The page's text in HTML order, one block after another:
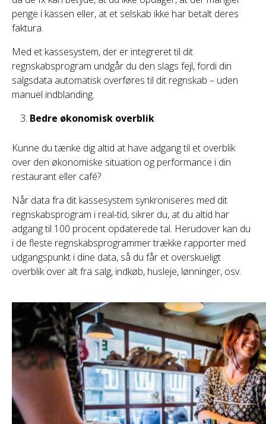
penge i kassen eller, at et selskab ikke har betalt deres
faktura.
Med et kassesystem, der er integreret til dit
regnskabsprogram undgår du den slags fejl, fordi din
salgsdata automatisk overføres til dit regnskab – uden
manuel indblanding.
Bedre økonomisk overblik
Kunne du tænke dig altid at have adgang til et overblik
over den økonomiske situation og performance i din
restaurant eller café?
Når data fra dit kassesystem synkroniseres med dit
regnskabsprogram i real-tid, sikrer du, at du altid har
adgang til 100 procent opdaterede tal. Herudover kan du
i de fleste regnskabsprogrammer trække rapporter med
udgangspunkt i dine data, så du får et overskueligt
overblik over alt fra salg, indkøb, husleje, lønninger, osv.